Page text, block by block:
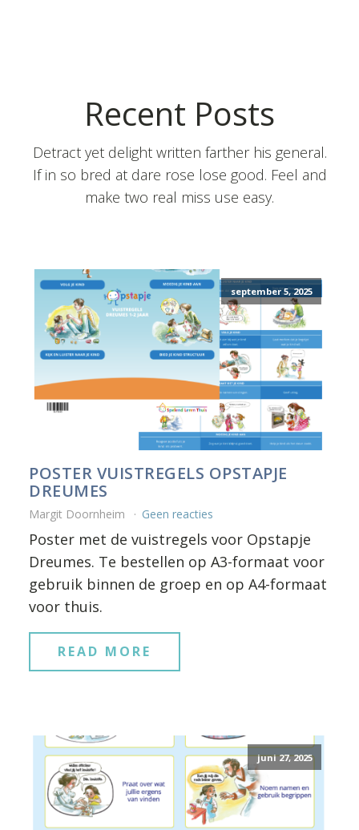
Recent Posts
Detract yet delight written farther his general.
If in so bred at dare rose lose good. Feel and
make two real miss use easy.
september 5, 2025
POSTER VUISTREGELS OPSTAPJE
DREUMES
Margit Doornheim Geen reacties
Poster met de vuistregels voor Opstapje
Dreumes. Te bestellen op A3-formaat voor
gebruik binnen de groep en op A4-formaat
voor thuis.
READ MORE
juni 27, 2025